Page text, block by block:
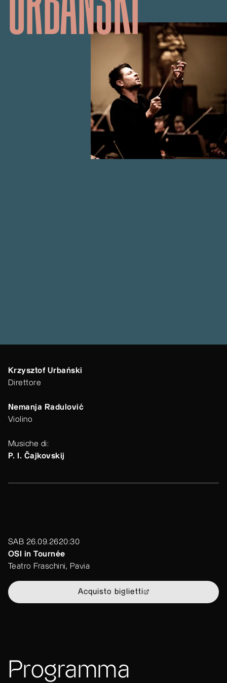
Krzysztof Urbański
Direttore
Nemanja Radulović
Violino
Musiche di:
P. I. Čajkovskij
SAB 26.09.2620:30
OSI in Tournée
Teatro Fraschini, Pavia
Acquisto biglietti
Programma